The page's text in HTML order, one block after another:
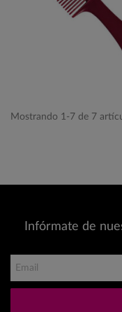
Mostrando 1-7 de 7
Infórmate de